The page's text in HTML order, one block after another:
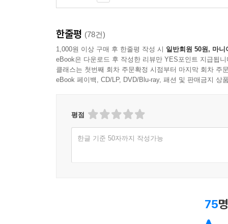
한줄평 (78건)
1,000원 이상 구매 후 한줄평 작성 시 일반회원 50원, 마니
eBook은 다운로드 후 작성한 리뷰만 YES포인트 지급됩니
클래스는 첫번째 회차 주문확정 시점부터 마지막 회차 주
eBook 페이백, CD/LP, DVD/Blu-ray, 패션 및 판매금지 상
평점
한글 기준 50자까지 작성가능
75